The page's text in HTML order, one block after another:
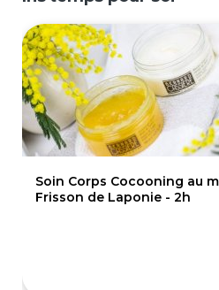
Soin Corps Cocooning au
Frisson de Laponie - 2h